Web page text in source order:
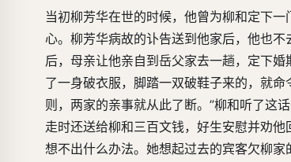
当初柳芳华在世的时候，他曾为柳和定下
心。柳芳华病故的讣告送到他家后，他也
后，母亲让他亲自到岳父家去一趟，定下
了一身破衣服，脚踏一双破鞋子来的，就
则，两家的亲事就从此了断。”柳和听了这
走时还送给柳和三百文钱，好生安慰并劝
想不出什么办法。她想起过去的宾客欠柳